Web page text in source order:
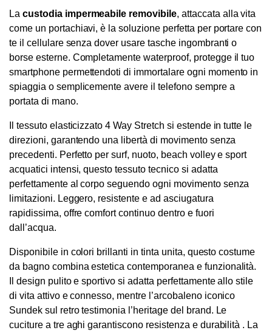
La custodia impermeabile removibile, attaccata alla vita
come un portachiavi, è la soluzione perfetta per portare con
te il cellulare senza dover usare tasche ingombranti o
borse esterne. Completamente waterproof, protegge il tuo
smartphone permettendoti di immortalare ogni momento in
spiaggia o semplicemente avere il telefono sempre a
portata di mano.
Il tessuto elasticizzato 4 Way Stretch si estende in tutte le
direzioni, garantendo una libertà di movimento senza
precedenti. Perfetto per surf, nuoto, beach volley e sport
acquatici intensi, questo tessuto tecnico si adatta
perfettamente al corpo seguendo ogni movimento senza
limitazioni. Leggero, resistente e ad asciugatura
rapidissima, offre comfort continuo dentro e fuori
dall’acqua.
Disponibile in colori brillanti in tinta unita, questo costume
da bagno combina estetica contemporanea e funzionalità.
Il design pulito e sportivo si adatta perfettamente allo stile
di vita attivo e connesso, mentre l’arcobaleno iconico
Sundek sul retro testimonia l’heritage del brand. Le
cuciture a tre aghi garantiscono resistenza e durabilità . La